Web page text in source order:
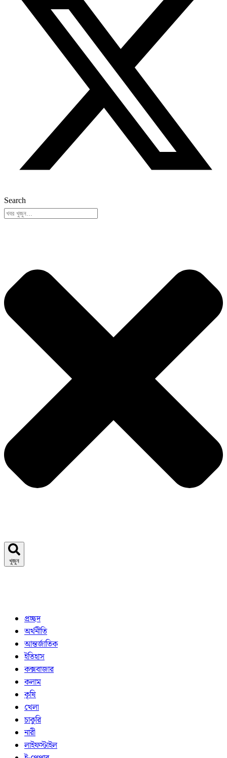
Search
খুজুন
প্রচ্ছদ
অর্থনীতি
আন্তর্জাতিক
ইতিহাস
কক্সবাজার
কলাম
কৃষি
খেলা
চাকুরি
নারী
লাইফস্টাইল